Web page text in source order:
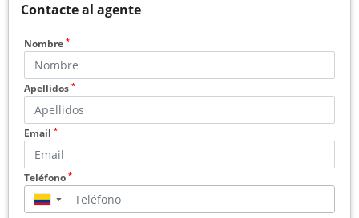
Contacte al agente
Nombre *
Apellidos *
Email *
Teléfono *
▼